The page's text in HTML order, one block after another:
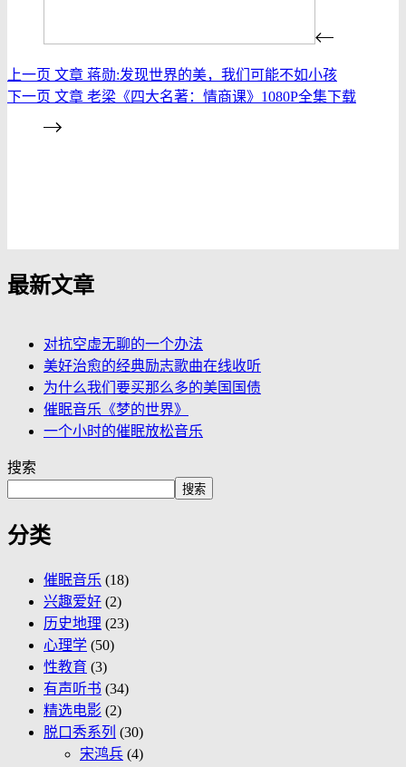
上一页 文章 蒋勋:发现世界的美，我们可能不如小孩
下一页 文章 老梁《四大名著：情商课》1080P全集下载
最新文章
对抗空虚无聊的一个办法
美好治愈的经典励志歌曲在线收听
为什么我们要买那么多的美国国债
催眠音乐《梦的世界》
一个小时的催眠放松音乐
搜索
搜索
分类
催眠音乐 (18)
兴趣爱好 (2)
历史地理 (23)
心理学 (50)
性教育 (3)
有声听书 (34)
精选电影 (2)
脱口秀系列 (30)
宋鸿兵 (4)